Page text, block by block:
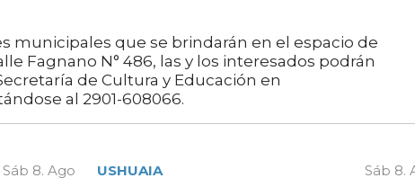
municipales que se brindarán en el espacio de
Fagnano N° 486, las y los interesados podrán
de Cultura y Educación en
al 2901-608066.
Sáb 8. Ago USHUAIA Sáb 8.